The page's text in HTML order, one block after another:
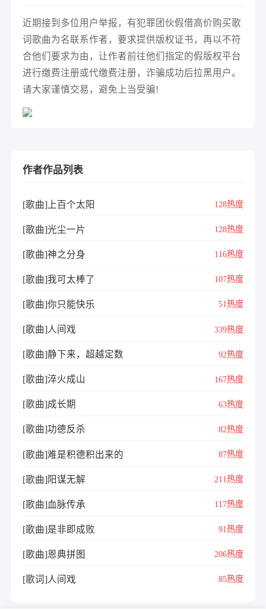
近期接到多位用户举报，有犯罪团伙假借高价购买歌
词歌曲为名联系作者，要求提供版权证书，再以不符
合他们要求为由，让作者前往他们指定的假版权平台
进行缴费注册或代缴费注册，诈骗成功后拉黑用户。
请大家谨慎交易，避免上当受骗!
作者作品列表
[歌曲]上百个太阳 128热度
[歌曲]光尘一片 128热度
[歌曲]神之分身 116热度
[歌曲]我可太棒了 107热度
[歌曲]你只能快乐 51热度
[歌曲]人间戏 339热度
[歌曲]静下来，超越定数 92热度
[歌曲]淬火成山 167热度
[歌曲]成长期 63热度
[歌曲]功德反杀 82热度
[歌曲]难是积德积出来的 87热度
[歌曲]阳谋无解 211热度
[歌曲]血脉传承 117热度
[歌曲]是非即成败 91热度
[歌曲]恩典拼图 206热度
[歌词]人间戏 85热度